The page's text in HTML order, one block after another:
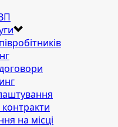
контракти
на місці